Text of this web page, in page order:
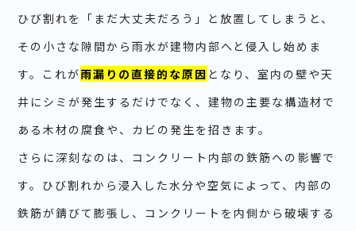
ひび割れを「まだ大丈夫だろう」と放置してしまうと、
その小さな隙間から雨水が建物内部へと侵入し始めま
す。これが雨漏りの直接的な原因 となり、室内の壁や天
井にシミが発生するだけでなく、建物の主要な構造材で
ある木材の腐食や、カビの発生を招きます。
さらに深刻なのは、コンクリート内部の鉄筋への影響で
す。ひび割れから浸入した水分や空気によって、内部の
鉄筋が錆びて膨張し、コンクリートを内側から破壊する